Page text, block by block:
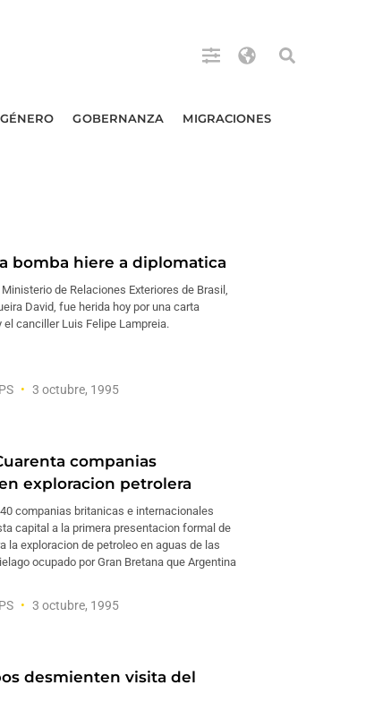
GÉNERO GOBERNANZA MIGRACIONES
bomba hiere a diplomatica
de Relaciones Exteriores de Brasil,
David, fue herida hoy por una carta
el canciller Luis Felipe Lampreia.
3 octubre, 1995
companias
exploracion petrolera
companias britanicas e internacionales
capital a la primera presentacion formal de
la exploracion de petroleo en aguas de las
ocupado por Gran Bretana que Argentina
3 octubre, 1995
desmienten visita del